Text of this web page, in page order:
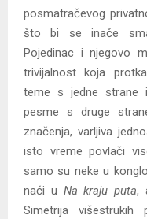
posmatračevog
što bi se inače
Pojedinac i njegovo
trivijalnost koja
teme s jedne strane
pesme s druge
značenja, varljiva
isto vreme povlači
samo su neke u
naći u Na kraju puta,
Simetrija višestrukih